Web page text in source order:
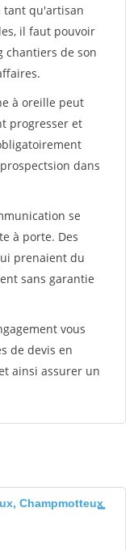
tant qu'artisan
il faut pouvoir
de son
à oreille peut
progresser et
dans
se
à porte. Des
prenaient du
sans garantie
vous
de devis en
ainsi assurer un
Champmotteux